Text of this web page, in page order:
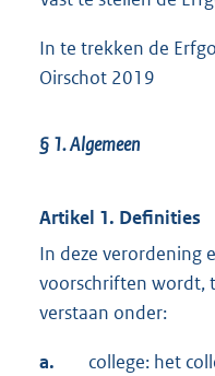
In te trekken de
Oirschot 2019
§ 1.Algemeen
Artikel 1. Definities
In deze verordening
voorschriften wordt,
verstaan onder:
a.
college: het